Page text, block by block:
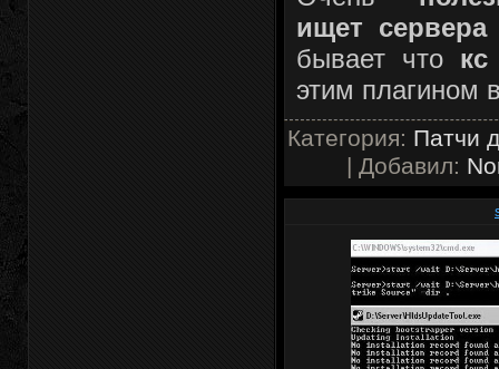
ищет сервера
бывает что
этим плагином
Категория: Патчи
| Добавил: